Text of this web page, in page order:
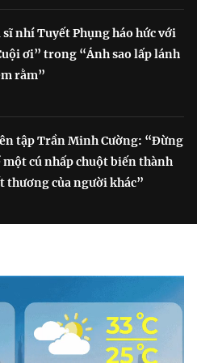
sĩ nhí Tuyết Phụng háo hức với
ơi” trong “Ánh sao lấp lánh
rằm”
tập Trần Minh Cường: “Đừng
một cú nhấp chuột biến thành
thương của người khác”